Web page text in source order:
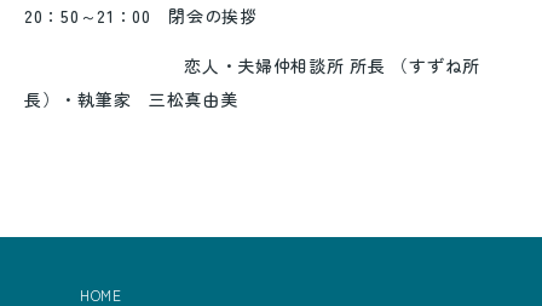
20：50～21：00 閉会の挨拶
恋人・夫婦仲相談所 所長 （すずね所
長）・執筆家 三松真由美
HOME